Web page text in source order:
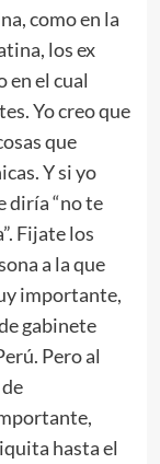
como en la
los ex
en el cual
Yo creo que
que
Y si yo
diría “no te
Fijate los
a la que
importante,
gabinete
Pero al
hasta el